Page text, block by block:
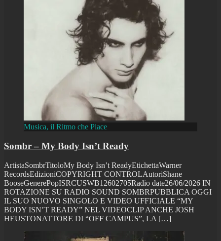
Musica, il Ritmo che Piace
Sombr – My Body Isn’t Ready
ArtistaSombrTitoloMy Body Isn’t ReadyEtichettaWarner
RecordsEdizioniCOPYRIGHT CONTROLAutoriShane
BooseGenerePopISRCUSWB12602705Radio date26/06/2026 IN
ROTAZIONE SU RADIO SOUND SOMBRPUBBLICA OGGI
IL SUO NUOVO SINGOLO E VIDEO UFFICIALE “MY
BODY ISN’T READY” NEL VIDEOCLIP ANCHE JOSH
HEUSTONATTORE DI “OFF CAMPUS”, LA […]